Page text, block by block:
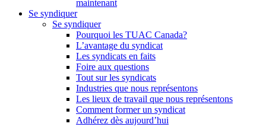
maintenant
Se syndiquer
Se syndiquer
Pourquoi les TUAC Canada?
L’avantage du syndicat
Les syndicats en faits
Foire aux questions
Tout sur les syndicats
Industries que nous représentons
Les lieux de travail que nous représentons
Comment former un syndicat
Adhérez dès aujourd’hui